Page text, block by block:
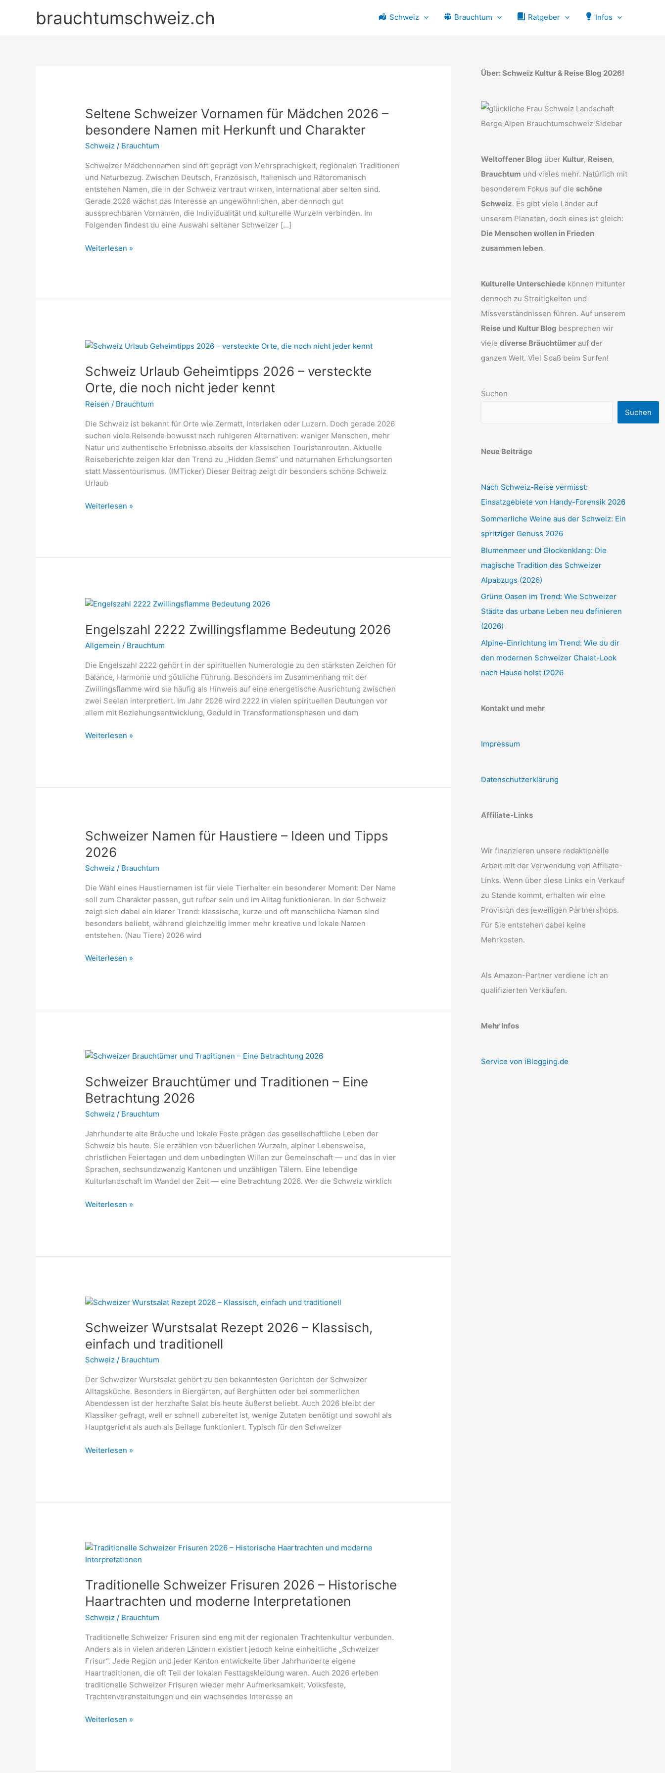
brauchtumschweiz.ch Schweiz Brauchtum Ratgeber Infos
Seltene Schweizer Vornamen für Mädchen 2026 –
besondere Namen mit Herkunft und Charakter
Schweiz / Brauchtum
Schweizer Mädchennamen sind oft geprägt von Mehrsprachigkeit, regionalen Traditionen
und Naturbezug. Zwischen Deutsch, Französisch, Italienisch und Rätoromanisch
entstehen Namen, die in der Schweiz vertraut wirken, international aber selten sind.
Gerade 2026 wächst das Interesse an ungewöhnlichen, aber dennoch gut
aussprechbaren Vornamen, die Individualität und kulturelle Wurzeln verbinden. Im
Folgenden findest du eine Auswahl seltener Schweizer […]
Seltene
Namen
Herkunft
und
Charakter
Weiterlesen »
Schweiz Urlaub Geheimtipps 2026 – versteckte
Orte, die noch nicht jeder kennt
Reisen / Brauchtum
Die Schweiz ist bekannt für Orte wie Zermatt, Interlaken oder Luzern. Doch gerade 2026
suchen viele Reisende bewusst nach ruhigeren Alternativen: weniger Menschen, mehr
Natur und authentische Erlebnisse abseits der klassischen Touristenrouten. Aktuelle
Reiseberichte zeigen klar den Trend zu „Hidden Gems“ und naturnahen Erholungsorten
statt Massentourismus. (IMTicker) Dieser Beitrag zeigt dir besonders schöne Schweiz
Urlaub
Schweiz
noch
jeder
kennt
Weiterlesen »
Engelszahl 2222 Zwillingsflamme Bedeutung 2026
Allgemein / Brauchtum
Die Engelszahl 2222 gehört in der spirituellen Numerologie zu den stärksten Zeichen für
Balance, Harmonie und göttliche Führung. Besonders im Zusammenhang mit der
Zwillingsflamme wird sie häufig als Hinweis auf eine energetische Ausrichtung zwischen
zwei Seelen interpretiert. Im Jahr 2026 wird 2222 in vielen spirituellen Deutungen vor
allem mit Beziehungsentwicklung, Geduld in Transformationsphasen und dem
Engelszahl
Weiterlesen »
Schweizer Namen für Haustiere – Ideen und Tipps
2026
Schweiz / Brauchtum
Die Wahl eines Haustiernamen ist für viele Tierhalter ein besonderer Moment: Der Name
soll zum Charakter passen, gut rufbar sein und im Alltag funktionieren. In der Schweiz
zeigt sich dabei ein klarer Trend: klassische, kurze und oft menschliche Namen sind
besonders beliebt, während gleichzeitig immer mehr kreative und lokale Namen
entstehen. (Nau Tiere) 2026 wird
Schweizer
2026
Weiterlesen »
Schweizer Brauchtümer und Traditionen – Eine
Betrachtung 2026
Schweiz / Brauchtum
Jahrhunderte alte Bräuche und lokale Feste prägen das gesellschaftliche Leben der
Schweiz bis heute. Sie erzählen von bäuerlichen Wurzeln, alpiner Lebensweise,
christlichen Feiertagen und dem unbedingten Willen zur Gemeinschaft — und das in vier
Sprachen, sechsundzwanzig Kantonen und unzähligen Tälern. Eine lebendige
Kulturlandschaft im Wandel der Zeit — eine Betrachtung 2026. Wer die Schweiz wirklich
Schweizer
Weiterlesen »
Schweizer Wurstsalat Rezept 2026 – Klassisch,
einfach und traditionell
Schweiz / Brauchtum
Der Schweizer Wurstsalat gehört zu den bekanntesten Gerichten der Schweizer
Alltagsküche. Besonders in Biergärten, auf Berghütten oder bei sommerlichen
Abendessen ist der herzhafte Salat bis heute äußerst beliebt. Auch 2026 bleibt der
Klassiker gefragt, weil er schnell zubereitet ist, wenige Zutaten benötigt und sowohl als
Hauptgericht als auch als Beilage funktioniert. Typisch für den Schweizer
Schweizer
traditionell
Weiterlesen »
Traditionelle Schweizer Frisuren 2026 – Historische
Haartrachten und moderne Interpretationen
Schweiz / Brauchtum
Traditionelle Schweizer Frisuren sind eng mit der regionalen Trachtenkultur verbunden.
Anders als in vielen anderen Ländern existiert jedoch keine einheitliche „Schweizer
Frisur“. Jede Region und jeder Kanton entwickelte über Jahrhunderte eigene
Haartraditionen, die oft Teil der lokalen Festtagskleidung waren. Auch 2026 erleben
traditionelle Schweizer Frisuren wieder mehr Aufmerksamkeit. Volksfeste,
Trachtenveranstaltungen und ein wachsendes Interesse an
Traditionelle
Weiterlesen »
Über: Schweiz Kultur & Reise Blog 2026!
Weltoffener Blog über Kultur, Reisen,
Brauchtum und vieles mehr. Natürlich mit
besonderem Fokus auf die schöne
Schweiz. Es gibt viele Länder auf
unserem Planeten, doch eines ist gleich:
Die Menschen wollen in Frieden
zusammen leben.
Kulturelle Unterschiede können mitunter
dennoch zu Streitigkeiten und
Missverständnissen führen. Auf unserem
Reise und Kultur Blog besprechen wir
viele diverse Bräuchtümer auf der
ganzen Welt. Viel Spaß beim Surfen!
Suchen
Suchen
Neue Beiträge
Nach Schweiz-Reise vermisst:
Einsatzgebiete von Handy-Forensik 2026
Sommerliche Weine aus der Schweiz: Ein
spritziger Genuss 2026
Blumenmeer und Glockenklang: Die
magische Tradition des Schweizer
Alpabzugs (2026)
Grüne Oasen im Trend: Wie Schweizer
Städte das urbane Leben neu definieren
(2026)
Alpine-Einrichtung im Trend: Wie du dir
den modernen Schweizer Chalet-Look
nach Hause holst (2026
Kontakt und mehr
Impressum
Datenschutzerklärung
Affiliate-Links
Wir finanzieren unsere redaktionelle
Arbeit mit der Verwendung von Affiliate-
Links. Wenn über diese Links ein Verkauf
zu Stande kommt, erhalten wir eine
Provision des jeweiligen Partnershops.
Für Sie entstehen dabei keine
Mehrkosten.
Als Amazon-Partner verdiene ich an
qualifizierten Verkäufen.
Mehr Infos
Service von iBlogging.de